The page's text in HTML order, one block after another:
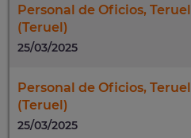
Personal de Oficios, Teruel
(Teruel)
25/03/2025
Personal de Oficios, Teruel
(Teruel)
25/03/2025